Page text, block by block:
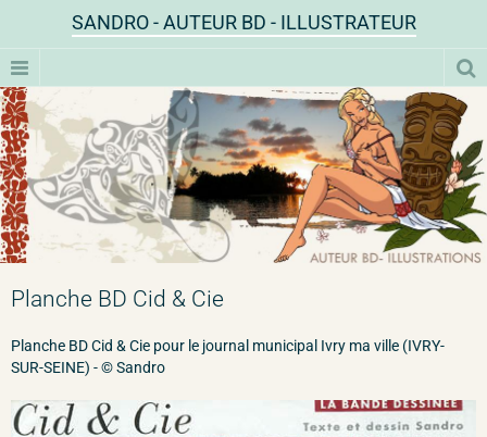
SANDRO - AUTEUR BD - ILLUSTRATEUR
Planche BD Cid & Cie
Planche BD Cid & Cie pour le journal municipal Ivry ma ville (IVRY-
SUR-SEINE) - © Sandro